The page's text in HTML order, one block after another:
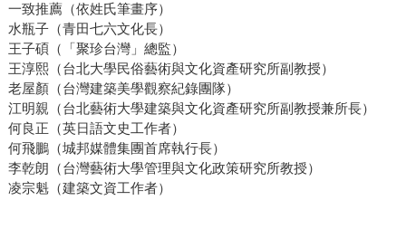
一致推薦（依姓氏筆畫序）
水瓶子（青田七六文化長）
王子碩（「聚珍台灣」總監）
王淳熙（台北大學民俗藝術與文化資產研究所副教授）
老屋顏（台灣建築美學觀察紀錄團隊）
江明親（台北藝術大學建築與文化資產研究所副教授兼所長）
何良正（英日語文史工作者）
何飛鵬（城邦媒體集團首席執行長）
李乾朗（台灣藝術大學管理與文化政策研究所教授）
凌宗魁（建築文資工作者）